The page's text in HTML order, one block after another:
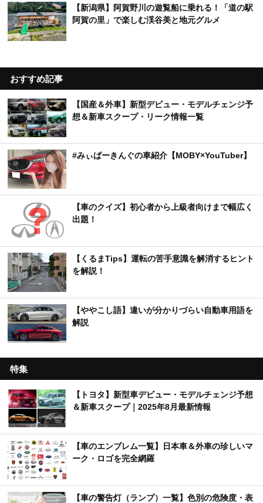
【新潟県】阿賀野川の遊覧船に乗れる！「道の駅
阿賀の里」で楽しむ渓谷美と地元グルメ
おすすめ記事
【国産＆外車】新型デビュー・モデルチェンジ予
想＆新車スクープ・リーク情報一覧
#みぃぱーきんぐの車紹介【MOBY×YouTuber】
【車のクイズ】初心者から上級者向けまで幅広く
出題！
【くるまTips】運転の苦手意識を解消するヒント
を解説！
【ややこし語】違いが分かりづらい自動車用語を
解説
特集
【トヨタ】新型車デビュー・モデルチェンジ予想
＆新車スクープ｜2025年8月最新情報
【車のエンブレム一覧】日本車＆外車の珍しいマ
ーク・ロゴを完全網羅
【車の警告灯（ランプ）一覧】色別の危険度・表